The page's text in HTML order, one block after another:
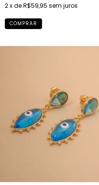
2x deR$59,95 sem juros
COMPRAR